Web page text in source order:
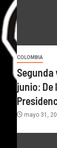
COLOMBIA
Segunda
junio: De
mayo 31,